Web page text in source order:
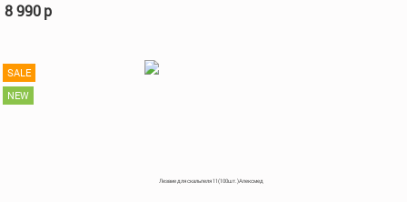
8 990p
SALE
NEW